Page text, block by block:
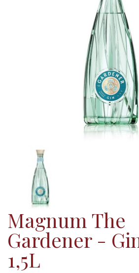
Magnum The
Gardener -
1,5L